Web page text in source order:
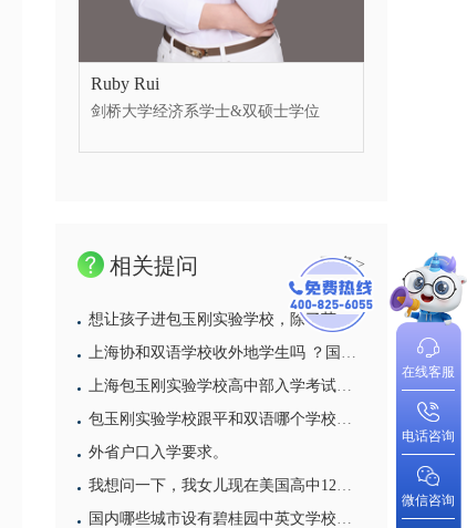
Ruby Rui
剑桥大学经济系学士&双硕士学位
相关提问 更多>
想让孩子进包玉刚实验学校，除了英语还须培养什么能力
上海协和双语学校收外地学生吗 ？国际部学费多少 ？
上海包玉刚实验学校高中部入学考试难么
包玉刚实验学校跟平和双语哪个学校比较好? 教学质量，升学率哪个比较高？
外省户口入学要求。
我想问一下，我女儿现在美国高中12年级上学期，因为家庭原因回广州，请问可以报读你们的12年级下学期
国内哪些城市设有碧桂园中英文学校国际班？
在线客服
电话咨询
微信咨询